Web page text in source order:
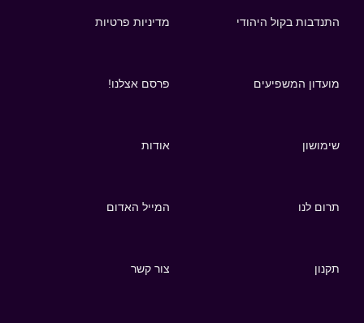
התנדבות בקול היהודי מדיניות פרטיות
מועדון המשפיעים פרסם אצלנו!
שימושון אודות
תרום לנו המייל האדום
תקנון צור קשר